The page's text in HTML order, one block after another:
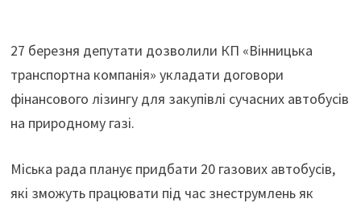
27 березня депутати дозволили КП «Вінницька
транспортна компанія» укладати договори
фінансового лізингу для закупівлі сучасних автобусів
на природному газі.
Міська рада планує придбати 20 газових автобусів,
які зможуть працювати під час знеструмлень як